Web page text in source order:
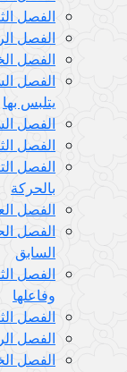
الفصل
الفصل
الفصل
الفصل
يتلبس بها
الفصل
الفصل
الفصل
بالحركة
الفصل
الفصل
السابق
الفصل
وفاعلها
الفصل
الفصل
الفصل